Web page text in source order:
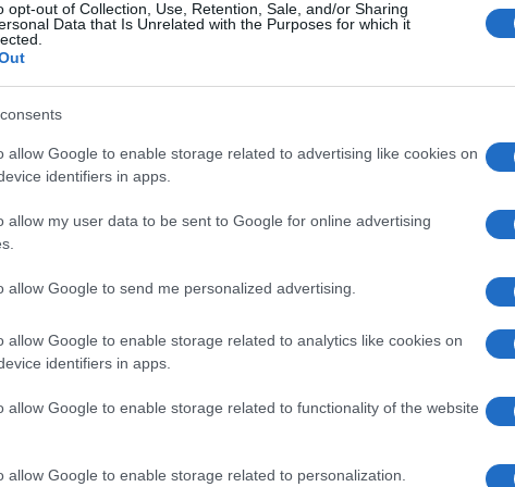
opt-out of Collection, Use, Retention, Sale, and/or Sharing
Data that Is Unrelated with the Purposes for which it
allow Google to enable storage related to advertising like cookies on
identifiers in apps.
allow my user data to be sent to Google for online advertising
allow Google to send me personalized advertising.
allow Google to enable storage related to analytics like cookies on
identifiers in apps.
allow Google to enable storage related to functionality of the website
allow Google to enable storage related to personalization.
anche il lavoro svolto dal nostro corpo
mascherine, dispositivi sanitari. Grazie al prezioso
abbiamo intensificato, ancora di più, i contatti con
e forniture sanitarie per supportare le nostre forze
detto il Ministro degli Esteri, riferendo che oggi “tra
polmonari e circa 6 milioni di mascherine. Altro
ha poi ringraziato anche “
i pacchi e sta consegnando tutto il materiale
occupa della distribuzione sul territorio italiano
CESSIONE ROMA Trattativa ancora
aperta